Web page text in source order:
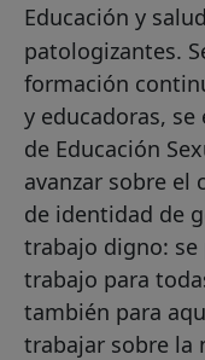
Educación y
patologizantes.
formación
y educadoras,
de Educación
avanzar sobre el
de identidad de
trabajo digno: se
trabajo para
también para
trabajar sobre la